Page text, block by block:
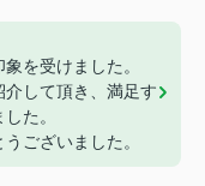
を受けました。
して頂き、満足す
た。
ございました。